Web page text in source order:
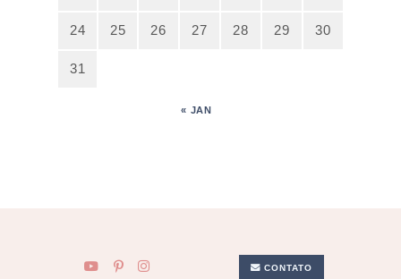
24 25 26 27 28 29 30
31
« JAN
CONTATO